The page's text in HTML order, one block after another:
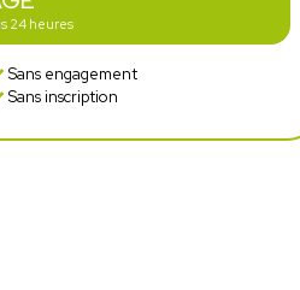
24 heures
Sans engagement
Sans inscription